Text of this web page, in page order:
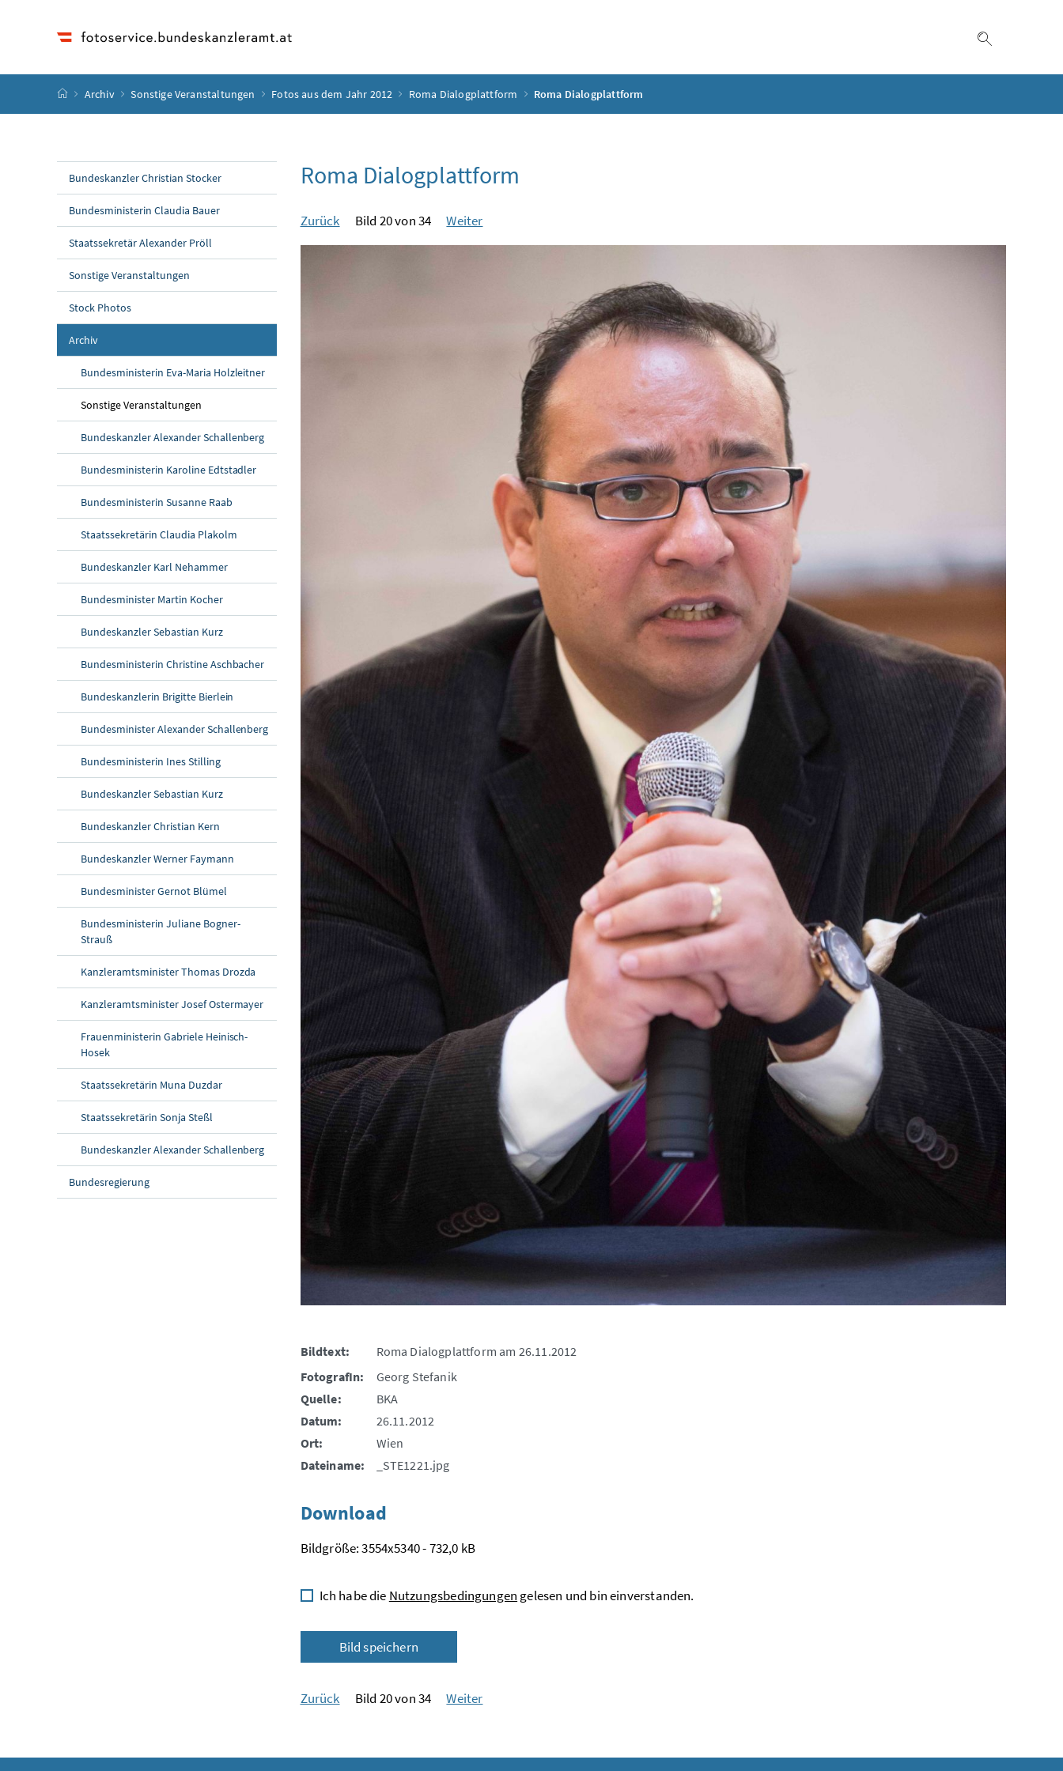
Startseite
Archiv Sonstige Veranstaltungen Fotos aus dem Jahr 2012 Roma Dialogplattform Roma Dialogplattform
Bundeskanzler Christian Stocker
Bundesministerin Claudia Bauer
Staatssekretär Alexander Pröll
Sonstige Veranstaltungen
Stock Photos
Archiv
Bundesministerin Eva-Maria Holzleitner
Sonstige Veranstaltungen
Bundeskanzler Alexander Schallenberg
Bundesministerin Karoline Edtstadler
Bundesministerin Susanne Raab
Staatssekretärin Claudia Plakolm
Bundeskanzler Karl Nehammer
Bundesminister Martin Kocher
Bundeskanzler Sebastian Kurz
Bundesministerin Christine Aschbacher
Bundeskanzlerin Brigitte Bierlein
Bundesminister Alexander Schallenberg
Bundesministerin Ines Stilling
Bundeskanzler Sebastian Kurz
Bundeskanzler Christian Kern
Bundeskanzler Werner Faymann
Bundesminister Gernot Blümel
Bundesministerin Juliane Bogner-
Strauß
Kanzleramtsminister Thomas Drozda
Kanzleramtsminister Josef Ostermayer
Frauenministerin Gabriele Heinisch-
Hosek
Staatssekretärin Muna Duzdar
Staatssekretärin Sonja Steßl
Bundeskanzler Alexander Schallenberg
Bundesregierung
Roma Dialogplattform
Zurück Bild 20 von 34 Weiter
Bildtext:
Roma Dialogplattform am 26.11.2012
FotografIn:
Georg Stefanik
Quelle:
BKA
Datum:
26.11.2012
Ort:
Wien
Dateiname:
_STE1221.jpg
Download
Bildgröße: 3554x5340 - 732,0 kB
Ich habe die Nutzungsbedingungen gelesen und bin einverstanden.
Bild speichern
Zurück Bild 20 von 34 Weiter